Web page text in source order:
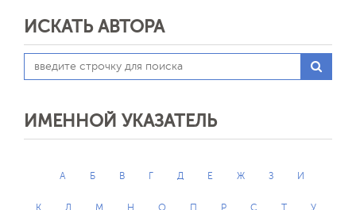
ИСКАТЬ АВТОРА
ИМЕННОЙ УКАЗАТЕЛЬ
А Б В Г Д Е Ж З И
К Л М Н О П Р С Т У